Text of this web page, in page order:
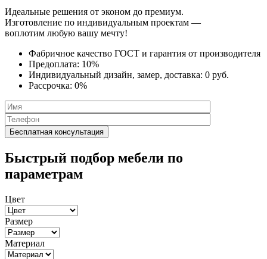
Идеальные решения от эконом до премиум.
Изготовление по индивидуальным проектам —
воплотим любую вашу мечту!
Фабричное качество ГОСТ и гарантия от производителя
Предоплата: 10%
Индивидуальный дизайн, замер, доставка: 0 руб.
Рассрочка: 0%
Быстрый подбор мебели по
параметрам
Цвет
Размер
Материал